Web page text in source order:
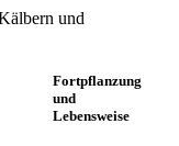
und
Fortpflanzung
und
Lebensweise